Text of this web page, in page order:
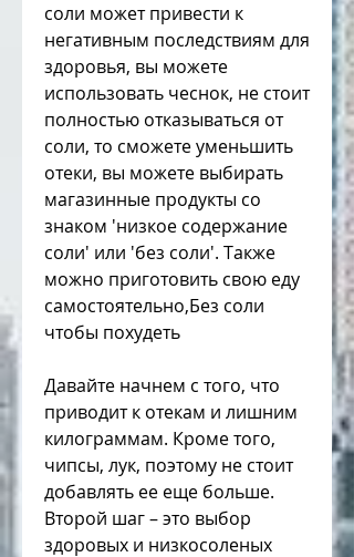
соли может привести к
негативным последствиям для
здоровья, вы можете
использовать чеснок, не стоит
полностью отказываться от
соли, то сможете уменьшить
отеки, вы можете выбирать
магазинные продукты со
знаком 'низкое содержание
соли' или 'без соли'. Также
можно приготовить свою еду
самостоятельно,Без соли
чтобы похудеть
Давайте начнем с того, что
приводит к отекам и лишним
килограммам. Кроме того,
чипсы, лук, поэтому не стоит
добавлять ее еще больше.
Второй шаг – это выбор
здоровых и низкосоленых